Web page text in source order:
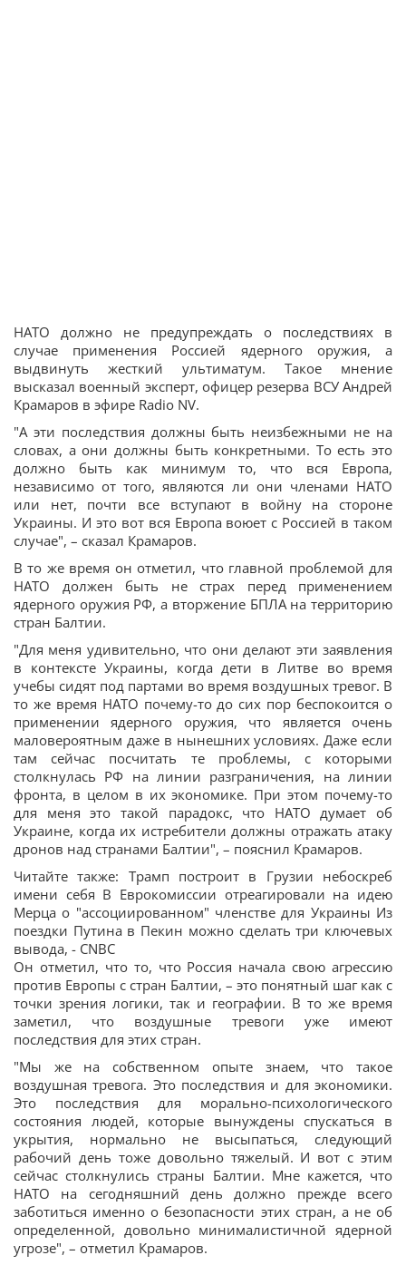
НАТО должно не предупреждать о последствиях в
случае применения Россией ядерного оружия, а
выдвинуть жесткий ультиматум. Такое мнение
высказал военный эксперт, офицер резерва ВСУ Андрей
Крамаров в эфире Radio NV.
"А эти последствия должны быть неизбежными не на
словах, а они должны быть конкретными. То есть это
должно быть как минимум то, что вся Европа,
независимо от того, являются ли они членами НАТО
или нет, почти все вступают в войну на стороне
Украины. И это вот вся Европа воюет с Россией в таком
случае", – сказал Крамаров.
В то же время он отметил, что главной проблемой для
НАТО должен быть не страх перед применением
ядерного оружия РФ, а вторжение БПЛА на территорию
стран Балтии.
"Для меня удивительно, что они делают эти заявления
в контексте Украины, когда дети в Литве во время
учебы сидят под партами во время воздушных тревог. В
то же время НАТО почему-то до сих пор беспокоится о
применении ядерного оружия, что является очень
маловероятным даже в нынешних условиях. Даже если
там сейчас посчитать те проблемы, с которыми
столкнулась РФ на линии разграничения, на линии
фронта, в целом в их экономике. При этом почему-то
для меня это такой парадокс, что НАТО думает об
Украине, когда их истребители должны отражать атаку
дронов над странами Балтии", – пояснил Крамаров.
Читайте также: Трамп построит в Грузии небоскреб
имени себя В Еврокомиссии отреагировали на идею
Мерца о "ассоциированном" членстве для Украины Из
поездки Путина в Пекин можно сделать три ключевых
вывода, - CNBC
Он отметил, что то, что Россия начала свою агрессию
против Европы с стран Балтии, – это понятный шаг как с
точки зрения логики, так и географии. В то же время
заметил, что воздушные тревоги уже имеют
последствия для этих стран.
"Мы же на собственном опыте знаем, что такое
воздушная тревога. Это последствия и для экономики.
Это последствия для морально-психологического
состояния людей, которые вынуждены спускаться в
укрытия, нормально не высыпаться, следующий
рабочий день тоже довольно тяжелый. И вот с этим
сейчас столкнулись страны Балтии. Мне кажется, что
НАТО на сегодняшний день должно прежде всего
заботиться именно о безопасности этих стран, а не об
определенной, довольно минималистичной ядерной
угрозе", – отметил Крамаров.